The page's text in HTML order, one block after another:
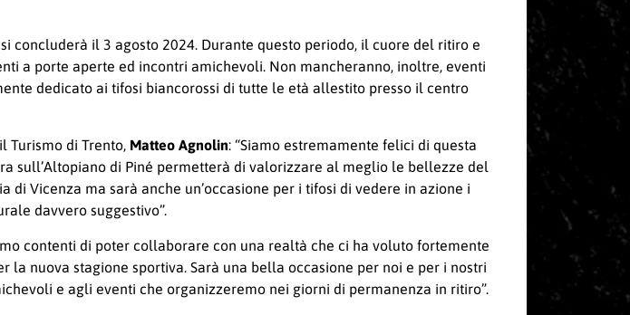
concluderà il 3 agosto 2024. Durante questo periodo, il cuore del ritiro e
a porte aperte ed incontri amichevoli. Non mancheranno, inoltre, eventi
dedicato ai tifosi biancorossi di tutte le età allestito presso il centro
Turismo di Trento, Matteo Agnolin: “Siamo estremamente felici di questa
sull’Altopiano di Piné permetterà di valorizzare al meglio le bellezze del
Vicenza ma sarà anche un’occasione per i tifosi di vedere in azione i
davvero suggestivo”.
contenti di poter collaborare con una realtà che ci ha voluto fortemente
nuova stagione sportiva. Sarà una bella occasione per noi e per i nostri
e agli eventi che organizzeremo nei giorni di permanenza in ritiro”.